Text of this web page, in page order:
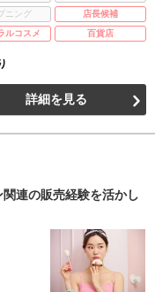
ニング
店長候補
ルコスメ 百貨店
詳細を見る
連の販売経験を活かし